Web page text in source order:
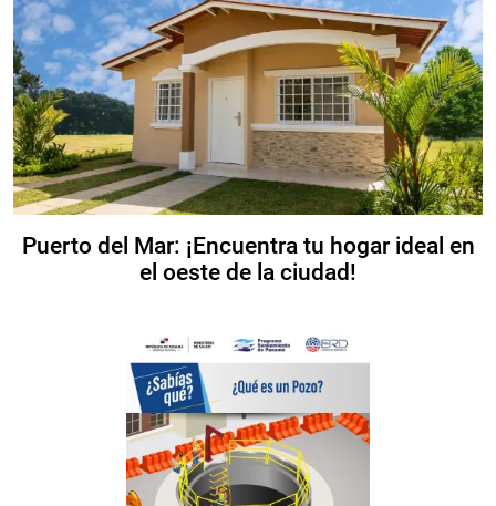
Puerto del Mar: ¡Encuentra tu hogar ideal en
el oeste de la ciudad!